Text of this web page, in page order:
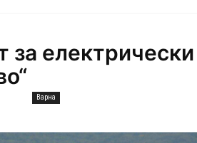
за
Варна